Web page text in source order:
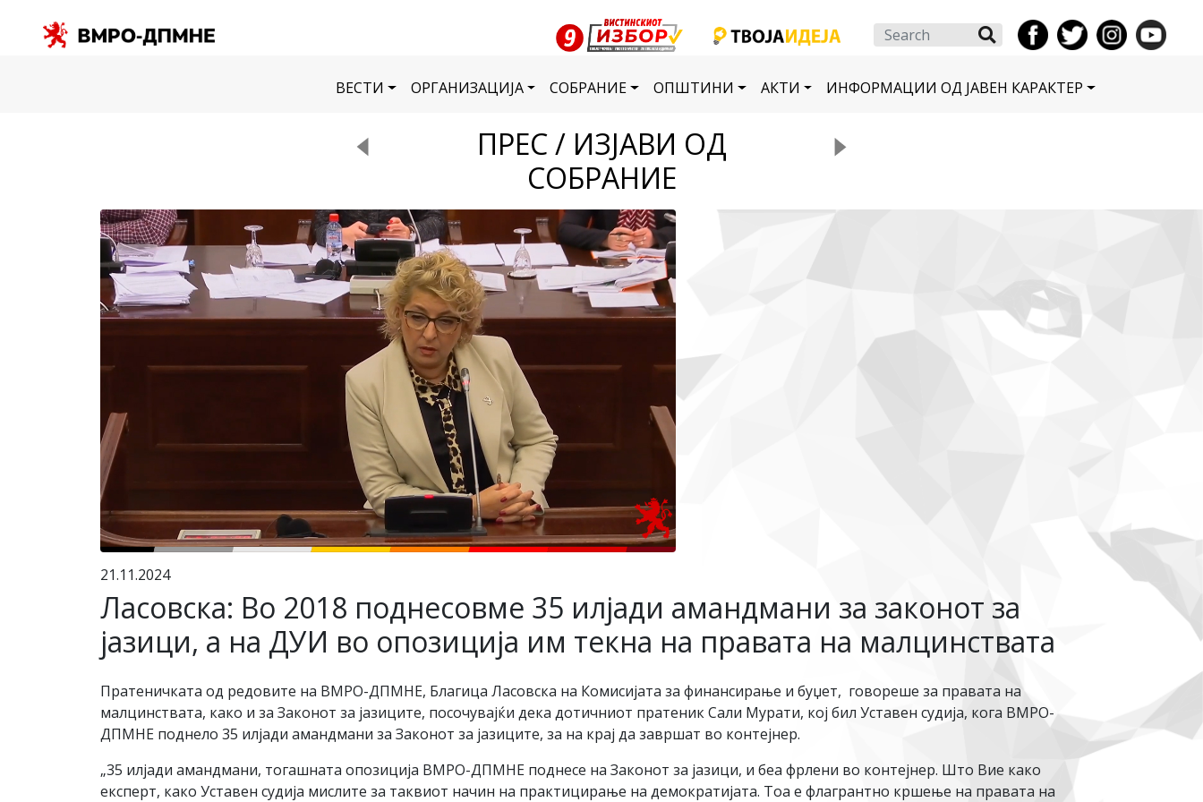
Search
ВЕСТИ ОРГАНИЗАЦИЈА СОБРАНИЕ ОПШТИНИ АКТИ ИНФОРМАЦИИ ОД ЈАВЕН КАРАКТЕР
ПРЕС / ИЗЈАВИ ОД
СОБРАНИЕ
21.11.2024
Ласовска: Во 2018 поднесовме 35 илјади амандмани за законот за
јазици, а на ДУИ во опозиција им текна на правата на малцинствата
Пратеничката од редовите на ВМРО-ДПМНЕ, Благица Ласовска на Комисијата за финансирање и буџет, говореше за правата на
малцинствата, како и за Законот за јазиците, посочувајќи дека дотичниот пратеник Сали Мурати, кој бил Уставен судија, кога ВМРО-
ДПМНЕ поднело 35 илјади амандмани за Законот за јазиците, за на крај да завршат во контејнер.
„35 илјади амандмани, тогашната опозиција ВМРО-ДПМНЕ поднесе на Законот за јазици, и беа фрлени во контејнер. Што Вие како
експерт, како Уставен судија мислите за таквиот начин на практицирање на демократијата. Тоа е флагрантно кршење на правата на